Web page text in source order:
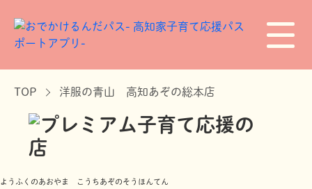
TOP 洋服の青山 高知あぞの総本店
ようふくのあおやま こうちあぞのそうほんてん